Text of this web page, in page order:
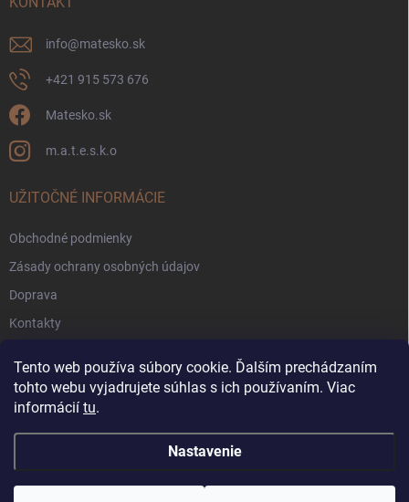
Tento web používa súbory cookie. Ďalším prechádzaním
tohto webu vyjadrujete súhlas s ich používaním. Viac
informácií tu.
Nastavenie
info@matesko.sk
+421 915 573 676
Matesko.sk
m.a.t.e.s.k.o
UŽITOČNÉ INFORMÁCIE
Obchodné podmienky
Zásady ochrany osobných údajov
Doprava
Kontakty
Pravidlá súťaží Facebook
Blog